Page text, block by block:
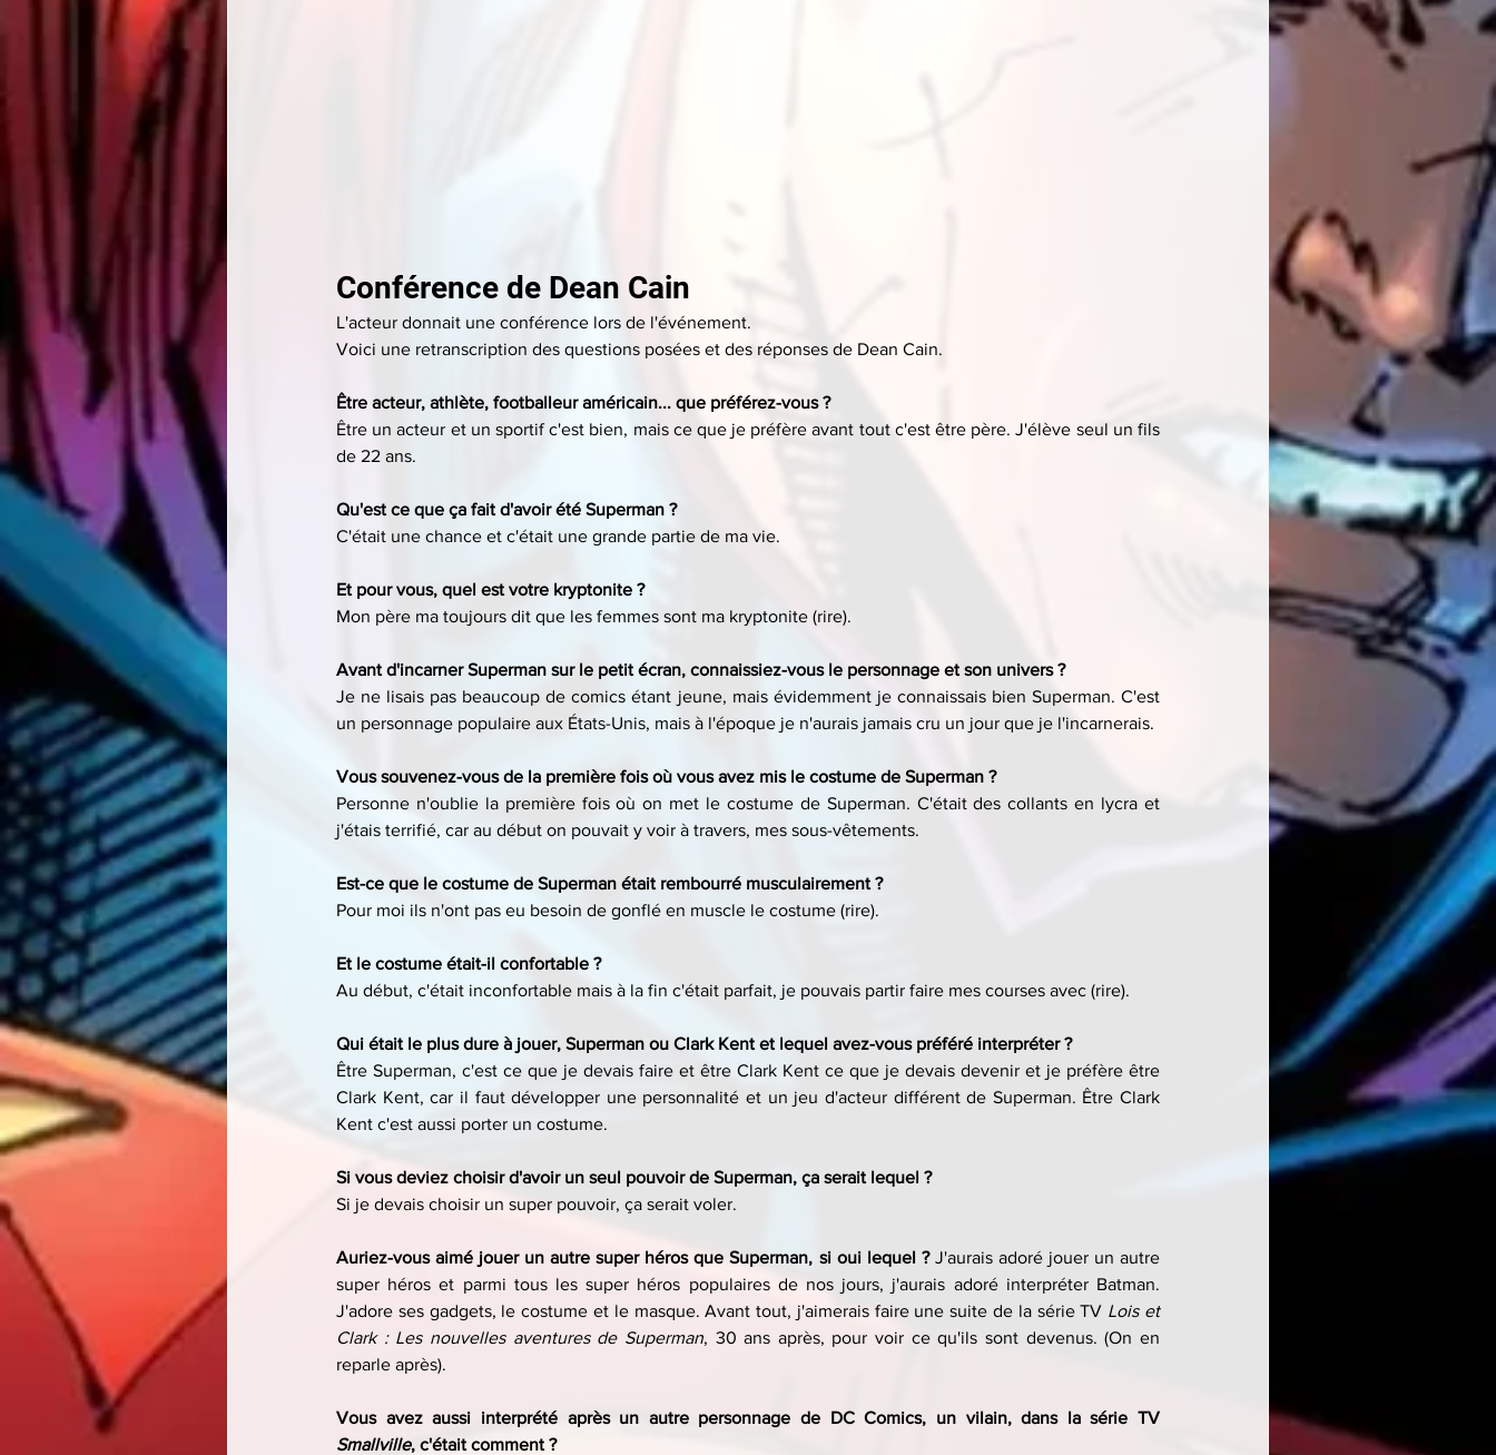
Conférence de Dean Cain
L'acteur donnait une conférence lors de l'événement.
Voici une retranscription des questions posées et des réponses de Dean Cain.
Être acteur, athlète, footballeur américain... que préférez-vous ?
Être un acteur et un sportif c'est bien, mais ce que je préfère avant tout c'est être père. J'élève seul un fils
de 22 ans.
Qu'est ce que ça fait d'avoir été Superman ?
C'était une chance et c'était une grande partie de ma vie.
Et pour vous, quel est votre kryptonite ?
Mon père ma toujours dit que les femmes sont ma kryptonite (rire).
Avant d'incarner Superman sur le petit écran, connaissiez-vous le personnage et son univers ?
Je ne lisais pas beaucoup de comics étant jeune, mais évidemment je connaissais bien Superman. C'est
un personnage populaire aux États-Unis, mais à l'époque je n'aurais jamais cru un jour que je l'incarnerais.
Vous souvenez-vous de la première fois où vous avez mis le costume de Superman ?
Personne n'oublie la première fois où on met le costume de Superman. C'était des collants en lycra et
j'étais terrifié, car au début on pouvait y voir à travers, mes sous-vêtements.
Est-ce que le costume de Superman était rembourré musculairement ?
Pour moi ils n'ont pas eu besoin de gonflé en muscle le costume (rire).
Et le costume était-il confortable ?
Au début, c'était inconfortable mais à la fin c'était parfait, je pouvais partir faire mes courses avec (rire).
Qui était le plus dure à jouer, Superman ou Clark Kent et lequel avez-vous préféré interpréter ?
Être Superman, c'est ce que je devais faire et être Clark Kent ce que je devais devenir et je préfère être
Clark Kent, car il faut développer une personnalité et un jeu d'acteur différent de Superman. Être Clark
Kent c'est aussi porter un costume.
Si vous deviez choisir d'avoir un seul pouvoir de Superman, ça serait lequel ?
Si je devais choisir un super pouvoir, ça serait voler.
Auriez-vous aimé jouer un autre super héros que Superman, si oui lequel ? J'aurais adoré jouer un autre
super héros et parmi tous les super héros populaires de nos jours, j'aurais adoré interpréter Batman.
J'adore ses gadgets, le costume et le masque. Avant tout, j'aimerais faire une suite de la série TV Lois et
Clark : Les nouvelles aventures de Superman, 30 ans après, pour voir ce qu'ils sont devenus. (On en
reparle après).
Smallville, c'était comment ?